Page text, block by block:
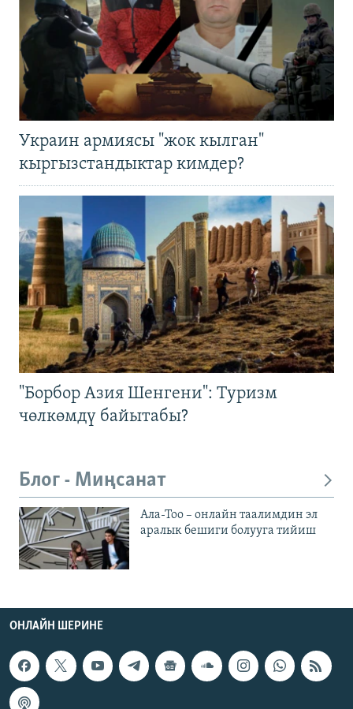
Украин армиясы "жок кылган"
кыргызстандыктар кимдер?
"Борбор Азия Шенгени": Туризм
чөлкөмдү байытабы?
Блог - Миңсанат
Ала-Тоо – онлайн таалимдин эл
аралык бешиги болууга тийиш
ОНЛАЙН ШЕРИНЕ